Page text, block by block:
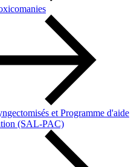
et Programme d'aide
(SAL-PAC)